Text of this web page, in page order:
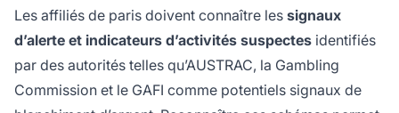
Les affiliés de paris doivent connaître les signaux
d’alerte et indicateurs d’activités suspectes identifiés
par des autorités telles qu’AUSTRAC, la Gambling
Commission et le GAFI comme potentiels signaux de